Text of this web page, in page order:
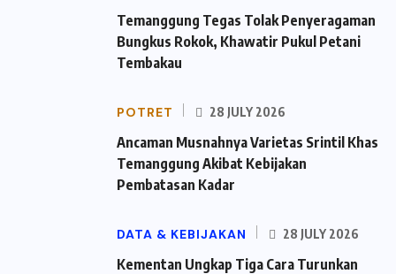
Temanggung Tegas Tolak Penyeragaman
Bungkus Rokok, Khawatir Pukul Petani
Tembakau
POTRET 28 JULY 2026
Ancaman Musnahnya Varietas Srintil Khas
Temanggung Akibat Kebijakan
Pembatasan Kadar
DATA & KEBIJAKAN 28 JULY 2026
Kementan Ungkap Tiga Cara Turunkan